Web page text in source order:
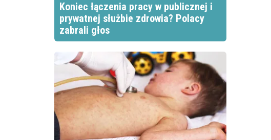
Koniec łączenia pracy w publicznej i
prywatnej służbie zdrowia? Polacy
zabrali głos